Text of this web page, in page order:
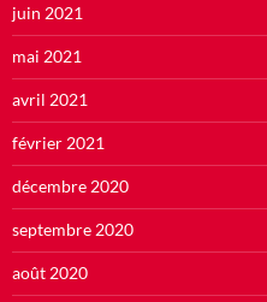
juin 2021
mai 2021
avril 2021
février 2021
décembre 2020
septembre 2020
août 2020